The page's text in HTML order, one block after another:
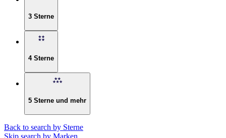
3 Sterne
4 Sterne
5 Sterne und mehr
Back to search by Sterne
Skip search by Marken